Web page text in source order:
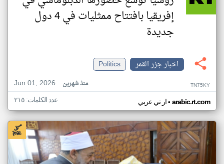
إفريقيا بافتتاح ممثليات في 4 دول
جديدة
اخبار جزر القمر
Politics
Jun 01, 2026
منذ شهرين TN75KY
ار تي عربي• arabic.rt.com عدد الكلمات: ٢١٥